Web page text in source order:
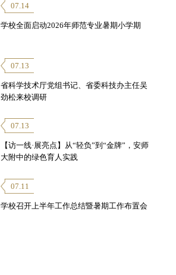
07.14
学校全面启动2026年师范专业暑期小学期
07.13
省科学技术厅党组书记、省委科技办主任吴
劲松来校调研
07.13
【访一线·展亮点】从“轻负”到“金牌”，安师
大附中的绿色育人实践
07.11
学校召开上半年工作总结暨暑期工作布置会